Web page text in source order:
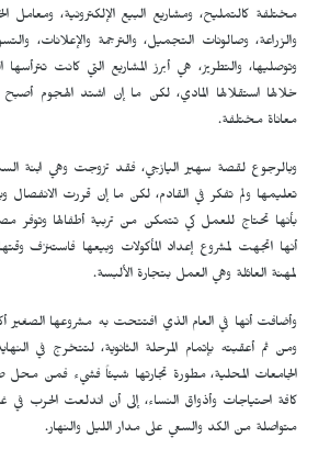
مختلفة كالتمليح، ومشاريع البيع الإلكترونية، ومعامل
والزراعة، وصالونات التجميل، والترجمة والإعلانات،
وتوصليها، والتطريز، هي أبرز المشاريع التي كانت
خلالها استقلالها المادي، لكن ما إن اشتد الهجوم
معاناة مختلفة.
وبالرجوع لقصة سهير اليازجي، فقد تزوجت وهي ابنة
تعليمها ولم تفكر في القادم، لكن ما إن قررت
بأنها تحتاج للعمل كي تتمكن من تربية أطفالها وتوفر
أنها اتجهت لمشروع إعداد المأكولات وبيعها فاستنزف
لمهنة العائلة وهي العمل بتجارة الألبسة.
وأضافت أنها في العام الذي افتتحت به مشروعها الصغير
ومن ثم أعقبته بإتمام المرحلة الثانوية، لتتخرج في
الجامعات المحلية، مطورة تجارتها شيئاً فشيء فمن محل
متواصلة من الكد والسعي على مدار الليل والنهار.